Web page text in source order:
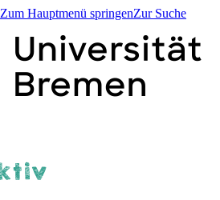
Zum Hauptmenü springenZur Suche